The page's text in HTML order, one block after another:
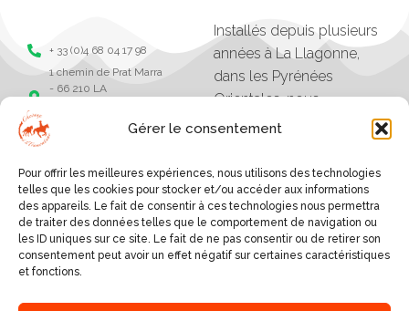
Gérer le consentement
Pour offrir les meilleures expériences, nous utilisons des technologies
telles que les cookies pour stocker et/ou accéder aux informations
des appareils. Le fait de consentir à ces technologies nous permettra
de traiter des données telles que le comportement de navigation ou
les ID uniques sur ce site. Le fait de ne pas consentir ou de retirer son
consentement peut avoir un effet négatif sur certaines caractéristiques
et fonctions.
+ 33 (0)4 68 04 17 98
1 chemin de Prat Marra
- 66 210 LA
Pyrénées Orientales
Chevaux de la
tramontane
Installés depuis plusieurs
années à La Llagonne,
dans les Pyrénées
Orientales, nous
organisons des balades,
cheval.
Les excursions vont
d'une heure à plusieurs
jours, et sont organisés
selon le niveau des